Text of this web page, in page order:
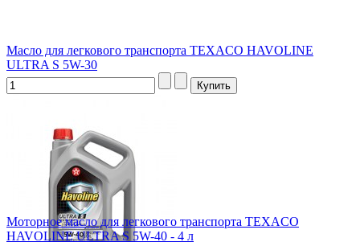
Масло для легкового транспорта TEXACO HAVOLINE
ULTRA S 5W-30
Моторное масло для легкового транспорта TEXACO
HAVOLINE ULTRA S 5W-40 - 4 л